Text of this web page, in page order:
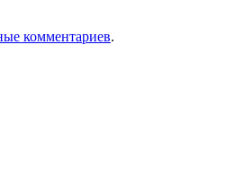
комментариев.